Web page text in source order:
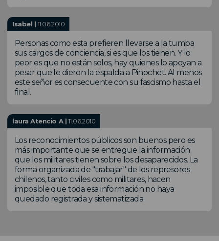
Isabel | 11.06.2010
Personas como esta prefieren llevarse a la tumba
sus cargos de conciencia, si es que los tienen. Y lo
peor es que no están solos, hay quienes lo apoyan a
pesar que le dieron la espalda a Pinochet. Al menos
este señor es consecuente con su fascismo hasta el
final.
laura Atencio A | 11.06.2010
Los reconocimientos públicos son buenos pero es
más importante que se entregue la información
que los militares tienen sobre los desaparecidos. La
forma organizada de "trabajar" de los represores
chilenos, tanto civiles como militares, hacen
imposible que toda esa información no haya
quedado registrada y sistematizada.